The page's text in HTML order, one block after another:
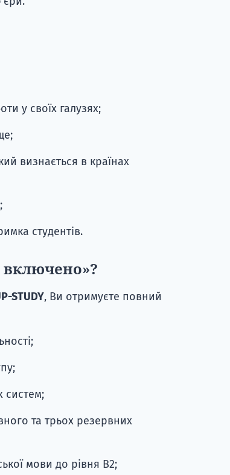
у своїх галузях;
визнається в країнах
студентів.
включено»?
STUDY, Ви отримуєте повний
систем;
та трьох резервних
мови до рівня B2;